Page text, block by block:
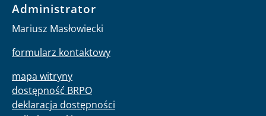
Administrator
Mariusz Masłowiecki
formularz kontaktowy
mapa witryny
dostępność BRPO
deklaracja dostępności